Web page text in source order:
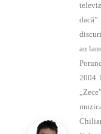
an
2004.